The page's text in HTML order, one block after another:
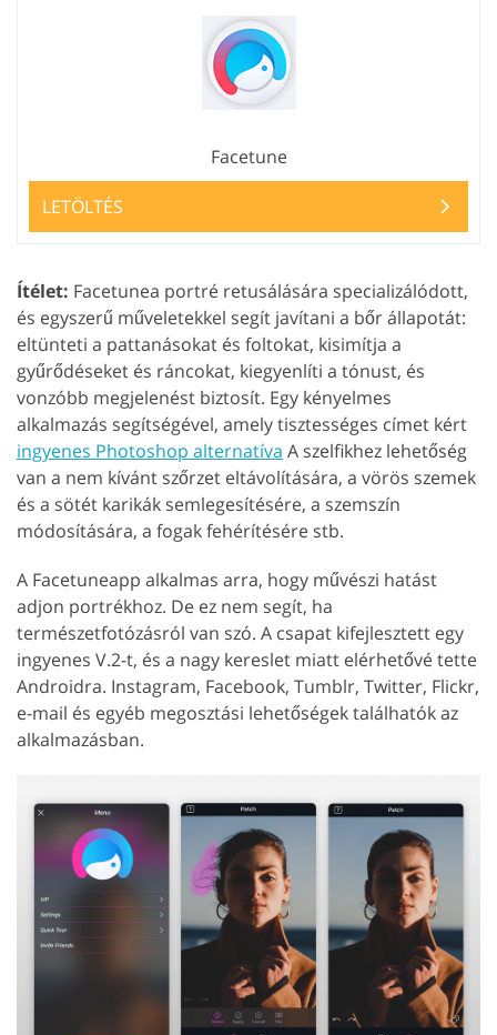
Facetune
LETÖLTÉS
Ítélet: Facetunea portré retusálására specializálódott,
és egyszerű műveletekkel segít javítani a bőr állapotát:
eltünteti a pattanásokat és foltokat, kisimítja a
gyűrődéseket és ráncokat, kiegyenlíti a tónust, és
vonzóbb megjelenést biztosít. Egy kényelmes
alkalmazás segítségével, amely tisztességes címet kért
ingyenes Photoshop alternatíva A szelfikhez lehetőség
van a nem kívánt szőrzet eltávolítására, a vörös szemek
és a sötét karikák semlegesítésére, a szemszín
módosítására, a fogak fehérítésére stb.
A Facetuneapp alkalmas arra, hogy művészi hatást
adjon portrékhoz. De ez nem segít, ha
természetfotózásról van szó. A csapat kifejlesztett egy
ingyenes V.2-t, és a nagy kereslet miatt elérhetővé tette
Androidra. Instagram, Facebook, Tumblr, Twitter, Flickr,
e-mail és egyéb megosztási lehetőségek találhatók az
alkalmazásban.